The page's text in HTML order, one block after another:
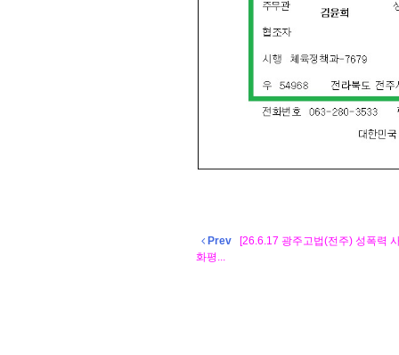
Prev
[26.6.17 광주고법(전주) 성폭력
화평...